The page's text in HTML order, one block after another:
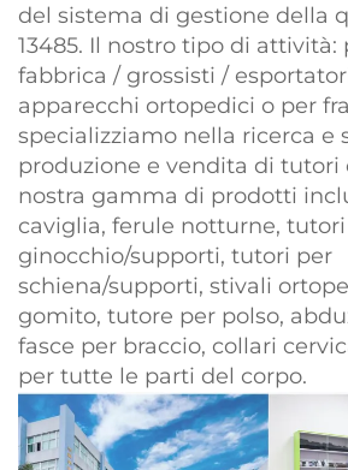
del sistema di gestione della
13485. Il nostro tipo di
fabbrica / grossisti /
apparecchi ortopedici o per
specializziamo nella ricerca e
produzione e vendita di tutori
nostra gamma di prodotti
caviglia, ferule notturne,
ginocchio/supporti, tutori per
schiena/supporti, stivali
gomito, tutore per polso,
fasce per braccio, collari
per tutte le parti del corpo.